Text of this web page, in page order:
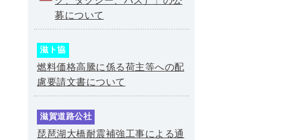
募について
滋ト協
燃料価格高騰に係る荷主等への配
慮要請文書について
滋賀道路公社
琵琶湖大橋耐震補強工事による通